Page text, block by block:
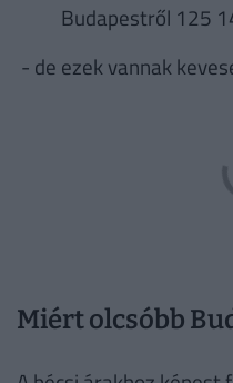
Budapestről 125
- de ezek vannak
Miért olcsóbb